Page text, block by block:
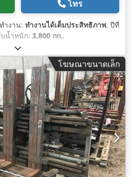
โทร
ำงาน: ทำงานได้เต็มประสิทธิภาพ, ปีที่
น้ำหนัก: 3,800 กก.,
โฆษณาขนาดเล็ก